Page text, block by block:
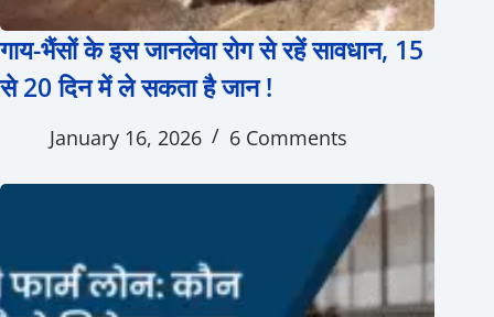
गाय-भैंसों के इस जानलेवा रोग से रहें सावधान, 15
से 20 दिन में ले सकता है जान !
January 16, 2026 6 Comments